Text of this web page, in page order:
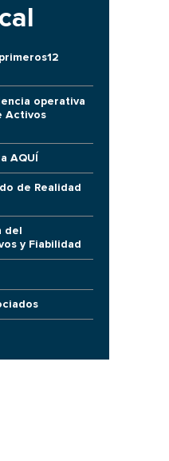
operativa
Activos
AQUÍ
de Realidad
del
y Fiabilidad